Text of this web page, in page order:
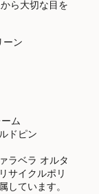
ら大切な目を
ーン
ム
ドピン
ラベラ オルタ
サイクルポリ
しています。